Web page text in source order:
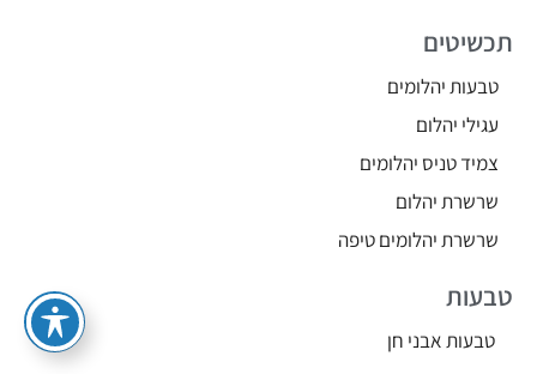
תכשיטים
טבעות יהלומים
עגילי יהלום
צמיד טניס יהלומים
שרשרת יהלום
שרשרת יהלומים טיפה
טבעות
טבעות אבני חן